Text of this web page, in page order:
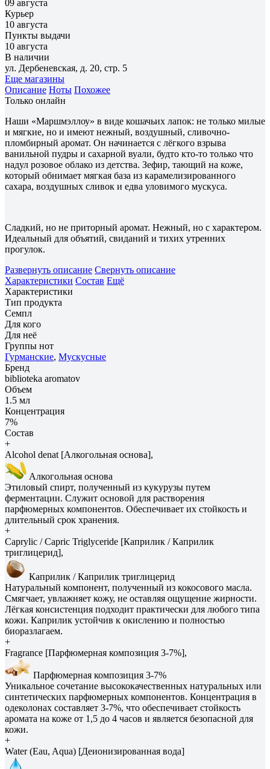
09 августа
Курьер
10 августа
Пункты выдачи
10 августа
В наличии
ул. Дербеневская, д. 20, стр. 5
Еще магазины
Описание Ноты Похожее
Только онлайн
Наши «Маршмэллоу» в виде кошачьих лапок: не только милые
и мягкие, но и имеют нежный, воздушный, сливочно-
пломбирный аромат. Он начинается с лёгкого взрыва
ванильной пудры и сахарной вуали, будто кто-то только что
надул розовое облако из детства. Зефир, тающий на коже,
который обнимает мягкая база из карамелизированного
сахара, воздушных сливок и едва уловимого мускуса.
Сладкий, но не приторный аромат. Нежный, но с характером.
Идеальный для объятий, свиданий и тихих утренних
прогулок.
Развернуть описание Свернуть описание
Характеристики Состав Ещё
Характеристики
Тип продукта
Семпл
Для кого
Для неё
Группы нот
Гурманские, Мускусные
Бренд
biblioteka aromatov
Объем
1.5 мл
Концентрация
7%
Состав
+
Alcohol denat [Алкогольная основа],
Алкогольная основа
Этиловый спирт, полученный из кукурузы путем
ферментации. Служит основой для растворения
парфюмерных компонентов. Обеспечивает их стойкость и
длительный срок хранения.
+
Caprylic / Capric Triglyceride [Каприлик / Каприлик
триглицерид],
Каприлик / Каприлик триглицерид
Натуральный компонент, полученный из кокосового масла.
Смягчает, увлажняет кожу, не оставляя ощущение жирности.
Лёгкая консистенция подходит практически для любого типа
кожи. Каприлик устойчив к окислению и полностью
биоразлагаем.
+
Fragrance [Парфюмерная композиция 3-7%],
Парфюмерная композиция 3-7%
Уникальное сочетание высококачественных натуральных или
синтетических парфюмерных компонентов. Концентрация в
одеколонах составляет 3-7%, что обеспечивает стойкость
аромата на коже от 1,5 до 4 часов и является безопасной для
кожи.
+
Water (Eau, Aqua) [Деионизированная вода]